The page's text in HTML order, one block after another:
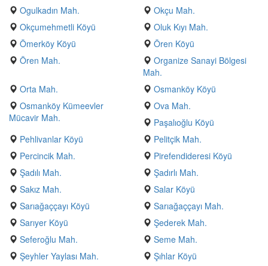
Ogulkadın Mah.
Okçu Mah.
Okçumehmetli Köyü
Oluk Kıyı Mah.
Ömerköy Köyü
Ören Köyü
Ören Mah.
Organize Sanayi Bölgesi
Mah.
Orta Mah.
Osmanköy Köyü
Osmanköy Kümeevler
Mücavir Mah.
Ova Mah.
Paşalıoğlu Köyü
Pehlivanlar Köyü
Pelitçik Mah.
Percincik Mah.
Pirefendideresi Köyü
Şadılı Mah.
Şadırlı Mah.
Sakız Mah.
Salar Köyü
Sarıağaççayı Köyü
Sarıağaççayı Mah.
Sarıyer Köyü
Şederek Mah.
Seferoğlu Mah.
Seme Mah.
Şeyhler Yaylası Mah.
Şıhlar Köyü